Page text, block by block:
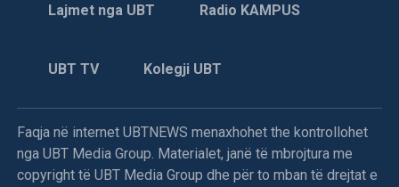
Lajmet nga UBT Radio KAMPUS
UBT TV Kolegji UBT
Faqja në internet UBTNEWS menaxhohet the kontrollohet
nga UBT Media Group. Materialet, janë të mbrojtura me
copyright të UBT Media Group dhe për to mban të drejtat e